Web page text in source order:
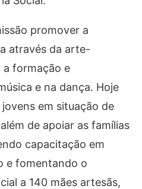
promover a
através da arte-
a formação e
e na dança. Hoje
em situação de
de apoiar as famílias
capacitação em
e fomentando o
a 140 mães artesãs,